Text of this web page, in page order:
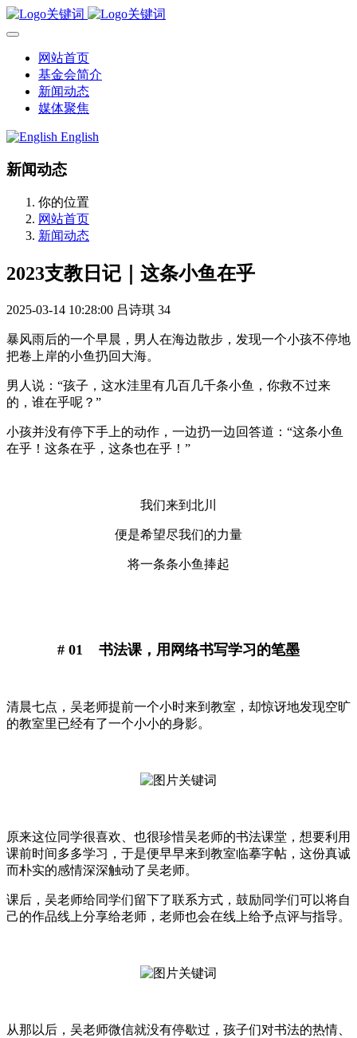
网站首页
基金会简介
新闻动态
媒体聚焦
English
新闻动态
你的位置
网站首页
新闻动态
2023支教日记｜这条小鱼在乎
2025-03-14 10:28:00 吕诗琪 34
暴风雨后的一个早晨，男人在海边散步，发现一个小孩不停地
把卷上岸的小鱼扔回大海。
男人说：“孩子，这水洼里有几百几千条小鱼，你救不过来
的，谁在乎呢？”
小孩并没有停下手上的动作，一边扔一边回答道：“这条小鱼
在乎！这条在乎，这条也在乎！”
我们来到北川
便是希望尽我们的力量
将一条条小鱼捧起
# 01 书法课，用网络书写学习的笔墨
清晨七点，吴老师提前一个小时来到教室，却惊讶地发现空旷
的教室里已经有了一个小小的身影。
原来这位同学很喜欢、也很珍惜吴老师的书法课堂，想要利用
课前时间多多学习，于是便早早来到教室临摹字帖，这份真诚
而朴实的感情深深触动了吴老师。
课后，吴老师给同学们留下了联系方式，鼓励同学们可以将自
己的作品线上分享给老师，老师也会在线上给予点评与指导。
从那以后，吴老师微信就没有停歇过，孩子们对书法的热情、